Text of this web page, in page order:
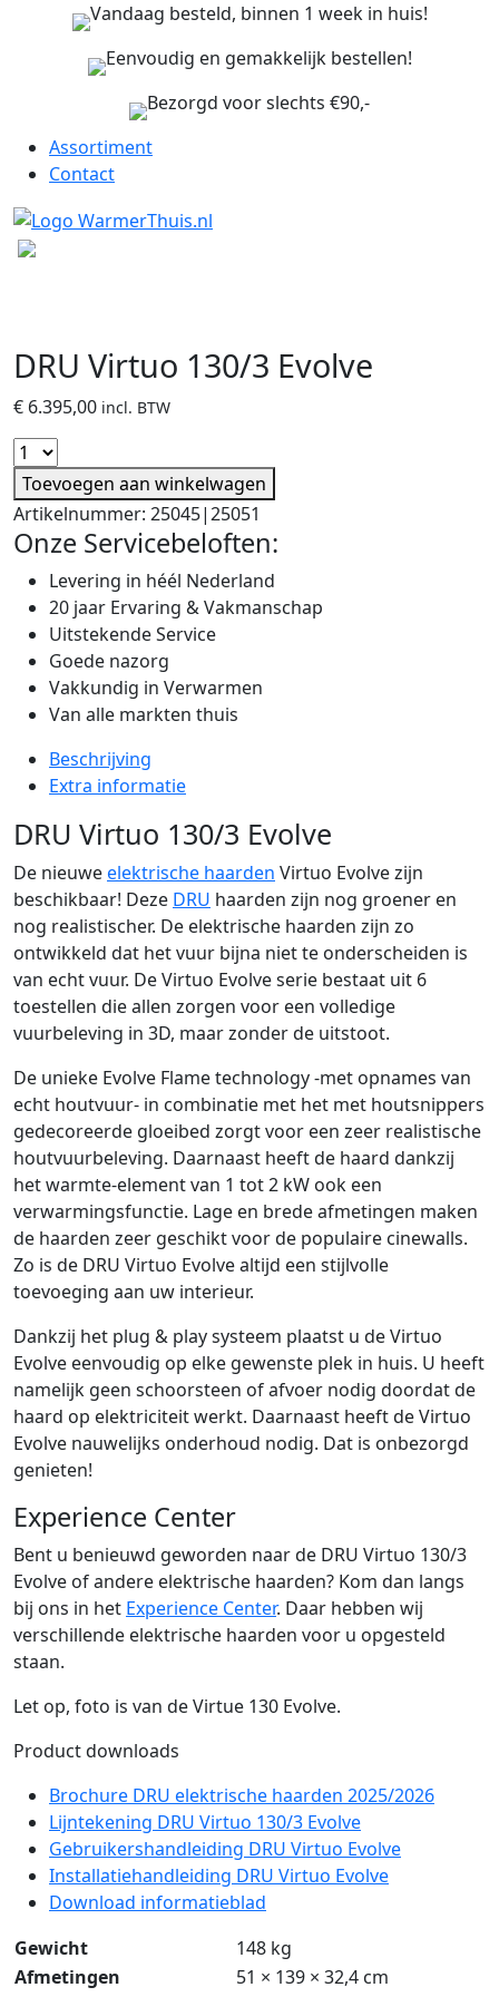
Vandaag besteld, binnen 1 week in huis!
Eenvoudig en gemakkelijk bestellen!
Bezorgd voor slechts €90,-
Assortiment
Contact
DRU Virtuo 130/3 Evolve
€ 6.395,00 incl. BTW
Toevoegen aan winkelwagen
Artikelnummer: 25045|25051
Onze Servicebeloften:
Levering in héél Nederland
20 jaar Ervaring & Vakmanschap
Uitstekende Service
Goede nazorg
Vakkundig in Verwarmen
Van alle markten thuis
Beschrijving
Extra informatie
DRU Virtuo 130/3 Evolve
De nieuweelektrische haarden Virtuo Evolve zijn
beschikbaar! Deze DRU haarden zijn nog groener en
nog realistischer. De elektrische haarden zijn zo
ontwikkeld dat het vuur bijna niet te onderscheiden is
van echt vuur. De Virtuo Evolve serie bestaat uit 6
toestellen die allen zorgen voor een volledige
vuurbeleving in 3D, maar zonder de uitstoot.
De unieke Evolve Flame technology -met opnames van
echt houtvuur- in combinatie met het met houtsnippers
gedecoreerde gloeibed zorgt voor een zeer realistische
houtvuurbeleving. Daarnaast heeft de haard dankzij
het warmte-element van 1 tot 2 kW ook een
verwarmingsfunctie. Lage en brede afmetingen maken
de haarden zeer geschikt voor de populaire cinewalls.
Zo is de DRU Virtuo Evolve altijd een stijlvolle
toevoeging aan uw interieur.
Dankzij het plug & play systeem plaatst u de Virtuo
Evolve eenvoudig op elke gewenste plek in huis. U heeft
namelijk geen schoorsteen of afvoer nodig doordat de
haard op elektriciteit werkt. Daarnaast heeft de Virtuo
Evolve nauwelijks onderhoud nodig. Dat is onbezorgd
genieten!
Experience Center
Bent u benieuwd geworden naar de DRU Virtuo 130/3
Evolve of andere elektrische haarden? Kom dan langs
bij ons in het Experience Center. Daar hebben wij
verschillende elektrische haarden voor u opgesteld
staan.
Let op, foto is van de Virtue 130 Evolve.
Product downloads
Brochure DRU elektrische haarden 2025/2026
Lijntekening DRU Virtuo 130/3 Evolve
Gebruikershandleiding DRU Virtuo Evolve
Installatiehandleiding DRU Virtuo Evolve
Download informatieblad
Gewicht
148 kg
Afmetingen
51 × 139 × 32,4 cm